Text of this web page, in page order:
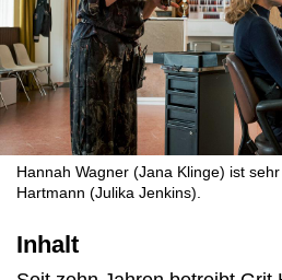
Hannah Wagner (Jana Klinge) ist
Hartmann (Julika Jenkins).
Inhalt